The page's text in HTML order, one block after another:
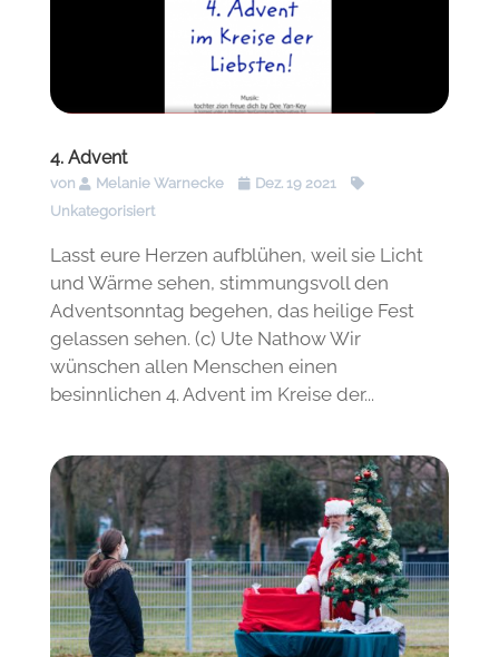
4. Advent
von Melanie Warnecke
Dez. 19 2021
Unkategorisiert
Lasst eure Herzen aufblühen, weil sie Licht
und Wärme sehen, stimmungsvoll den
Adventsonntag begehen, das heilige Fest
gelassen sehen. (c) Ute Nathow Wir
wünschen allen Menschen einen
besinnlichen 4. Advent im Kreise der...